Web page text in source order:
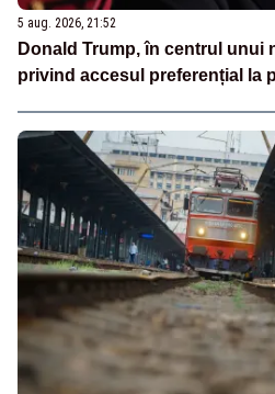
5 aug. 2026, 21:52
Donald Trump, în centrul unui
privind accesul preferențial la